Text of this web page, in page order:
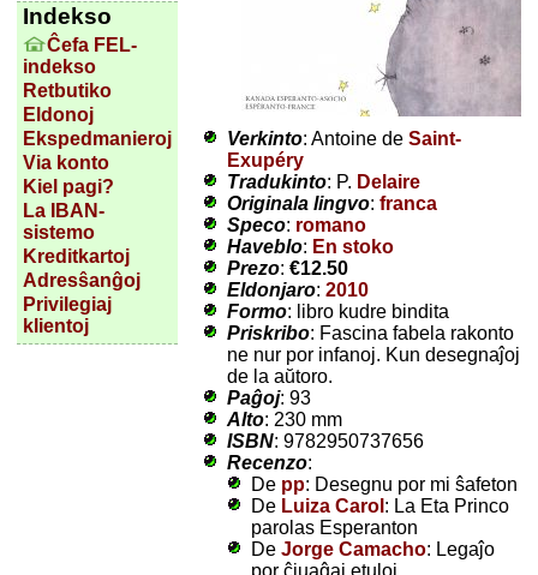
Indekso
Ĉefa FEL-
indekso
Retbutiko
Eldonoj
Ekspedmanieroj
Via konto
Kiel pagi?
La IBAN-
sistemo
Kreditkartoj
Adresŝanĝoj
Privilegiaj
klientoj
Verkinto: Antoine de Saint-
Exupéry
Tradukinto: P. Delaire
Originala lingvo: franca
Speco: romano
Haveblo: En stoko
Prezo: €12.50
Eldonjaro: 2010
Formo: libro kudre bindita
Priskribo: Fascina fabela rakonto
ne nur por infanoj. Kun desegnaĵoj
de la aŭtoro.
Paĝoj: 93
Alto: 230 mm
ISBN: 9782950737656
Recenzo:
De pp: Desegnu por mi ŝafeton
De Luiza Carol : La Eta Princo
parolas Esperanton
De Jorge Camacho: Legaĵo
por ĉiuaĝaj etuloj